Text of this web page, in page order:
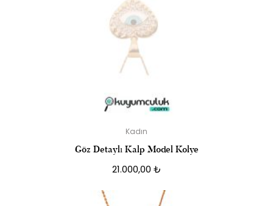
Kadın
Göz Detaylı Kalp Model Kolye
21.000,00 ₺